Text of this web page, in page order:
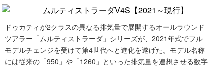
ドゥカティが2クラスの異なる排気量で展開するオールラウンド
ツアラー「ムルティストラーダ」シリーズが、2021年式でフル
モデルチェンジを受けて第4世代へと進化を遂げた。モデル名称
には従来の「950」や「1260」といった排気量を連想させる数字